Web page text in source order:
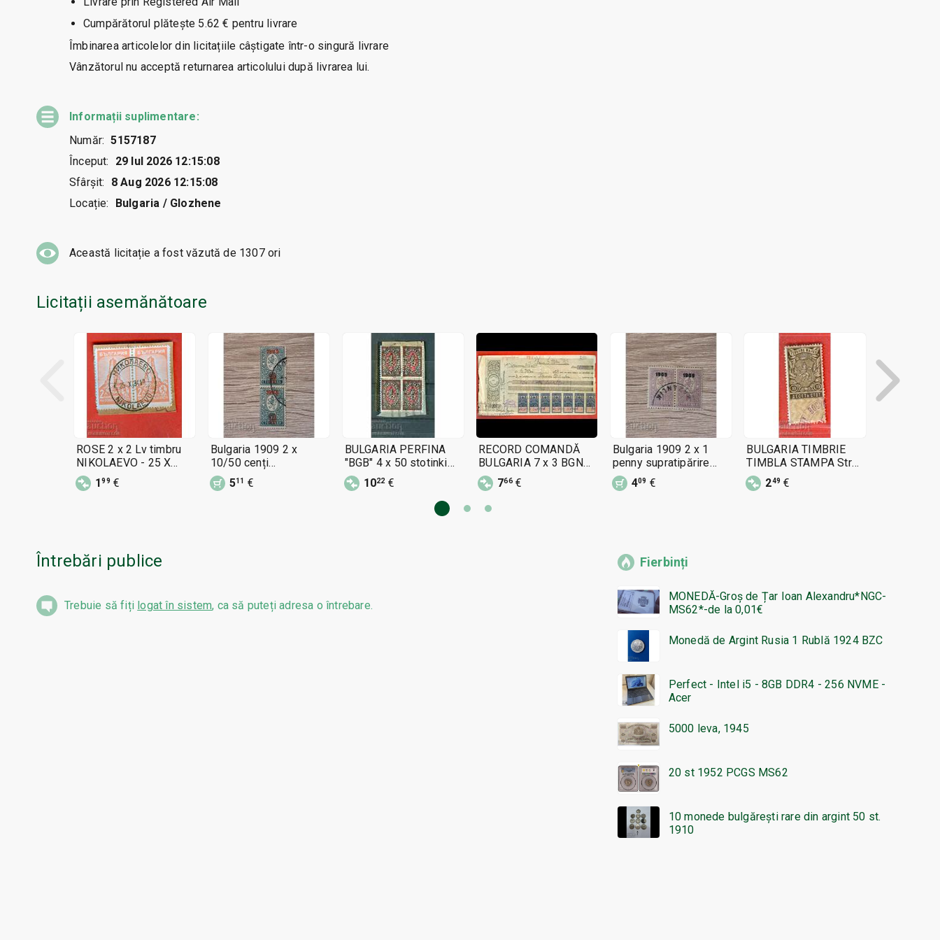
Cumpărătorul plătește 5.62 € pentru livrare
Îmbinarea articolelor din licitațiile câștigate într-o singură livrare
Vânzătorul nu acceptă returnarea articolului după livrarea lui.
Informații suplimentare:
Număr: 5157187
Început:
29 Iul 2026 12:15:08
Sfârșit:
8 Aug 2026 12:15:08
Locație:
Bulgaria / Glozhene
Această licitație a fost văzută de 1307ori
Licitații asemănătoare
ROSE 2 x 2 Lv timbru
NIKOLAEVO - 25 X
1934 - 3
199 €
Bulgaria 1909 2 x
10/50 cenți
supratipărire roșu
511 €
BULGARIA PERFINA
"BGB" 4 x 50 stotinki
MIRROR - 7
1022€
RECORD COMANDĂ
BULGARIA 7 x 3 BGN
1925 + 3 x 3 + 20 BGN
1941766€
Bulgaria 1909 2 x 1
penny supratipărire
negru tipografic
409 €
BULGARIA TIMBRIE
TIMBLA STAMPA Str
10 - 1909
249 €
Întrebări publice
Trebuie să fiți logat în sistem, ca să puteți adresa o întrebare.
Fierbinți
MONEDĂ-Groș de Țar Ioan Alexandru*NGC-
MS62*-de la 0,01€
Monedă de Argint Rusia 1 Rublă 1924 BZC
Perfect - Intel i5 - 8GB DDR4 - 256 NVME -
Acer
5000 leva, 1945
20 st 1952 PCGS MS62
10 monede bulgărești rare din argint 50 st.
1910